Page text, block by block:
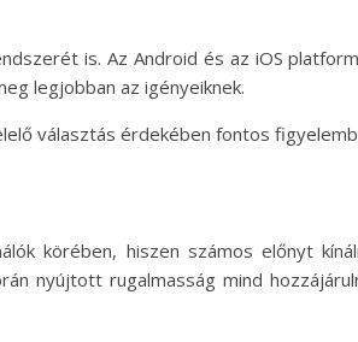
is. Az Android és az iOS
legjobban az igényeiknek.
választás érdekében fontos
körében, hiszen számos előnyt
nyújtott rugalmasság mind